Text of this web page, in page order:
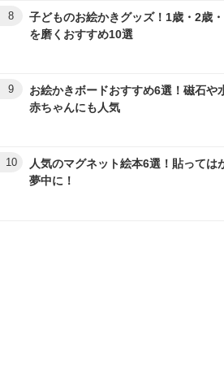
8
子どものお絵かきグッズ！1歳・2歳
を磨くおすすめ10選
9
お絵かきボードおすすめ6選！磁石や
赤ちゃんにも人気
10
人気のマグネット絵本6選！貼っては
夢中に！